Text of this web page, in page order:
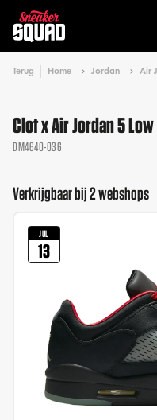
Terug Home Jordan Air
Clot x Air Jordan 5 Low
DM4640-036
Verkrijgbaar bij 2 webshops
JUL
13